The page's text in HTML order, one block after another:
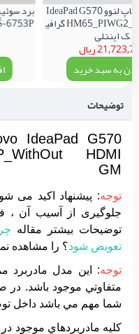
مادربرد لپ تاپ لنوو IdeaPad G570
HM65_PIWG2_LA-675AP گرافی
ک اینتلی
ریال
به سبد خرید
6753P
توضیحات
IdeaPad G570
HDMI
GM
توجه: پیشنهاد اکید می
جلوگیری از آسیب آن ،
توضیحات بیشتر مقاله
تعویض شود؟ را مشاهده
توجه
شما مهم مي باشد داخل
کليه مادربردهاي موجود